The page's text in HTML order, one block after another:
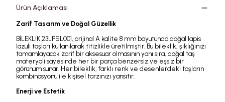
Ürün Açıklaması
Zarif Tasarım ve Doğal Güzellik
BİLEKLİK 23LPSL001, orijinal A kalite 8 mm boyutunda doğal lapis
lazuli taşları kullanılarak titizlikle üretilmiştir. Bu bileklik, şıklığınızı
tamamlayacak zarif bir aksesuar olmasının yanı sıra, doğal taş
materyali sayesinde her bir parça benzersiz ve eşsiz bir
görünüm sunar. Her bileklik, farklı renk ve desenlerdeki taşların
kombinasyonu ile kişisel tarzınızı yansıtır.
Enerji ve Estetik